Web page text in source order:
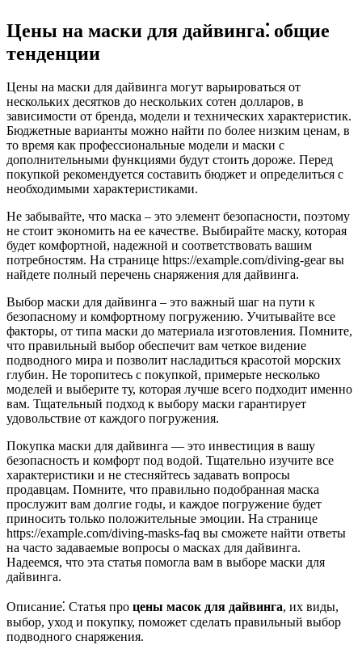
Цены на маски для дайвинга⁚ общие
тенденции
Цены на маски для дайвинга могут варьироваться от
нескольких десятков до нескольких сотен долларов, в
зависимости от бренда, модели и технических характеристик.
Бюджетные варианты можно найти по более низким ценам, в
то время как профессиональные модели и маски с
дополнительными функциями будут стоить дороже. Перед
покупкой рекомендуется составить бюджет и определиться с
необходимыми характеристиками.
Не забывайте, что маска – это элемент безопасности, поэтому
не стоит экономить на ее качестве. Выбирайте маску, которая
будет комфортной, надежной и соответствовать вашим
потребностям. На странице https://example.com/diving-gear вы
найдете полный перечень снаряжения для дайвинга.
Выбор маски для дайвинга – это важный шаг на пути к
безопасному и комфортному погружению. Учитывайте все
факторы, от типа маски до материала изготовления. Помните,
что правильный выбор обеспечит вам четкое видение
подводного мира и позволит насладиться красотой морских
глубин. Не торопитесь с покупкой, примерьте несколько
моделей и выберите ту, которая лучше всего подходит именно
вам. Тщательный подход к выбору маски гарантирует
удовольствие от каждого погружения.
Покупка маски для дайвинга — это инвестиция в вашу
безопасность и комфорт под водой. Тщательно изучите все
характеристики и не стесняйтесь задавать вопросы
продавцам. Помните, что правильно подобранная маска
прослужит вам долгие годы, и каждое погружение будет
приносить только положительные эмоции. На странице
https://example.com/diving-masks-faq вы сможете найти ответы
на часто задаваемые вопросы о масках для дайвинга.
Надеемся, что эта статья помогла вам в выборе маски для
дайвинга.
Описание⁚ Статья про цены масок для дайвинга, их виды,
выбор, уход и покупку, поможет сделать правильный выбор
подводного снаряжения.